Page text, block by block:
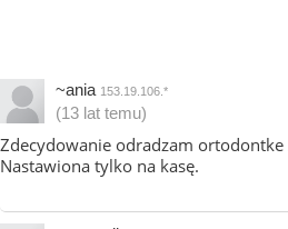
~ania 153.19.106.*
(13 lat temu)
Zdecydowanie odradzam ortodontke
Nastawiona tylko na kasę.